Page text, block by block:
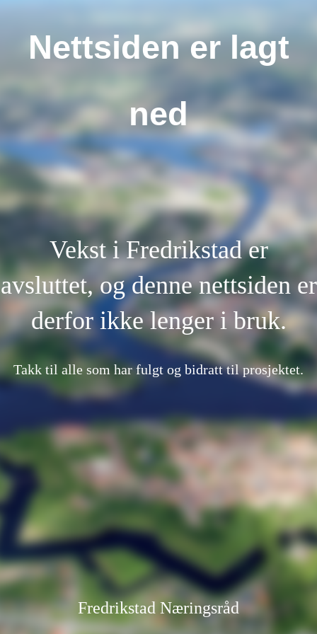
Nettsiden er lagt
ned
Vekst i Fredrikstad er
avsluttet, og denne nettsiden er
derfor ikke lenger i bruk.
Takk til alle som har fulgt og bidratt til prosjektet.
Fredrikstad Næringsråd